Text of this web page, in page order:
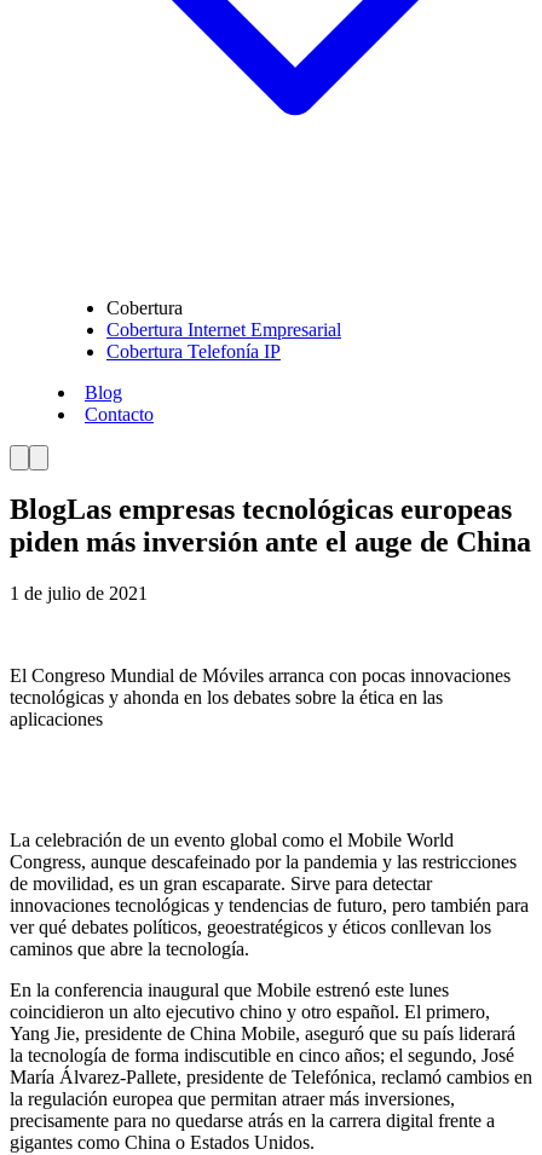
Cobertura
Cobertura Internet Empresarial
Cobertura Telefonía IP
Blog
Contacto
BlogLas empresas tecnológicas europeas
piden más inversión ante el auge de China
1 de julio de 2021
El Congreso Mundial de Móviles arranca con pocas innovaciones
tecnológicas y ahonda en los debates sobre la ética en las
aplicaciones
La celebración de un evento global como el Mobile World
Congress, aunque descafeinado por la pandemia y las restricciones
de movilidad, es un gran escaparate. Sirve para detectar
innovaciones tecnológicas y tendencias de futuro, pero también para
ver qué debates políticos, geoestratégicos y éticos conllevan los
caminos que abre la tecnología.
En la conferencia inaugural que Mobile estrenó este lunes
coincidieron un alto ejecutivo chino y otro español. El primero,
Yang Jie, presidente de China Mobile, aseguró que su país liderará
la tecnología de forma indiscutible en cinco años; el segundo, José
María Álvarez-Pallete, presidente de Telefónica, reclamó cambios en
la regulación europea que permitan atraer más inversiones,
precisamente para no quedarse atrás en la carrera digital frente a
gigantes como China o Estados Unidos.